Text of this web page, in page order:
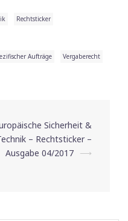
Rechtsticker
Aufträge Vergaberecht
Sicherheit &
– Rechtsticker –
Ausgabe 04/2017 ⟶